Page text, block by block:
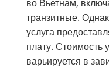
во Вьетнам,
транзитные.
услуга
плату. Стоимость
варьируется в